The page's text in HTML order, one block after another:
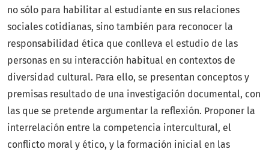
no sólo para habilitar al estudiante en sus relaciones
sociales cotidianas, sino también para reconocer la
responsabilidad ética que conlleva el estudio de las
personas en su interacción habitual en contextos de
diversidad cultural. Para ello, se presentan conceptos y
premisas resultado de una investigación documental, con
las que se pretende argumentar la reflexión. Proponer la
interrelación entre la competencia intercultural, el
conflicto moral y ético, y la formación inicial en las